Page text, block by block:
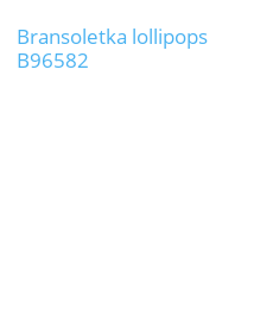
Bransoletka lollipops
B96582